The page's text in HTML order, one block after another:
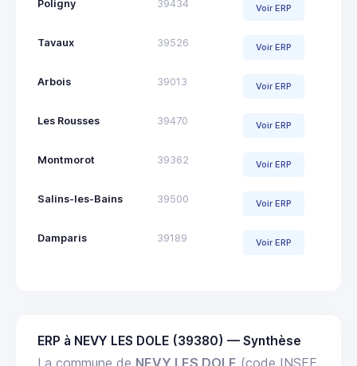
Poligny 39434 Voir ERP
Tavaux 39526 Voir ERP
Arbois 39013 Voir ERP
Les Rousses 39470 Voir ERP
Montmorot 39362 Voir ERP
Salins-les-Bains 39500 Voir ERP
Damparis 39189 Voir ERP
ERP à NEVY LES DOLE (39380) — Synthèse
La commune de NEVY LES DOLE (code INSEE